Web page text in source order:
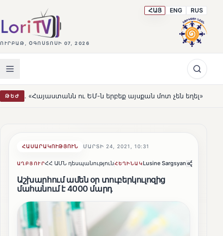
ՈՒՐԲԱԹ, ՕԳՈՍՏՈՍԻ 07, 2026
ՀԱՅ ENG RUS
ԹԵԺու ԵՄ-ն երբեք այսքան մոտ չեն եղել» HOT
ՀԱՍԱՐԱԿՈՒԹՅՈՒՆ ՄԱՐՏԻ 24, 2021, 10:31
ԱՂԲՅՈՒՐՀՀ ԱՄՆ դեսպանությունՀԵՂԻՆԱԿLusine Sargsyan
Աշխարհում ամեն օր տուբերկուլոզից
մահանում է 4000 մարդ